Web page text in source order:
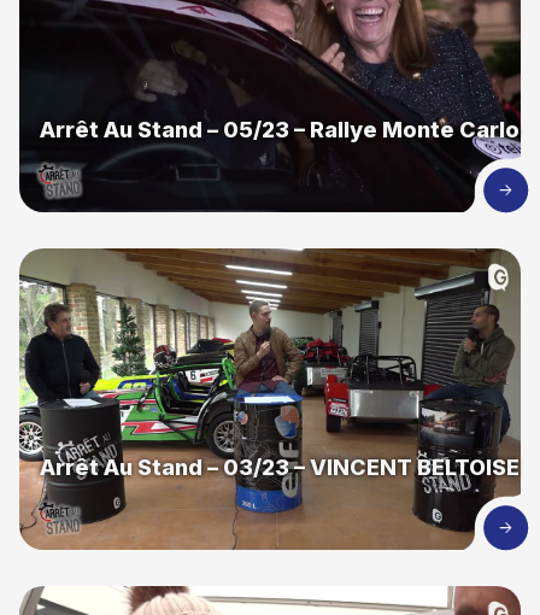
Arrêt Au Stand – 05/23 – Rallye Monte Carlo
Arrêt Au Stand – 03/23 – VINCENT BELTOISE